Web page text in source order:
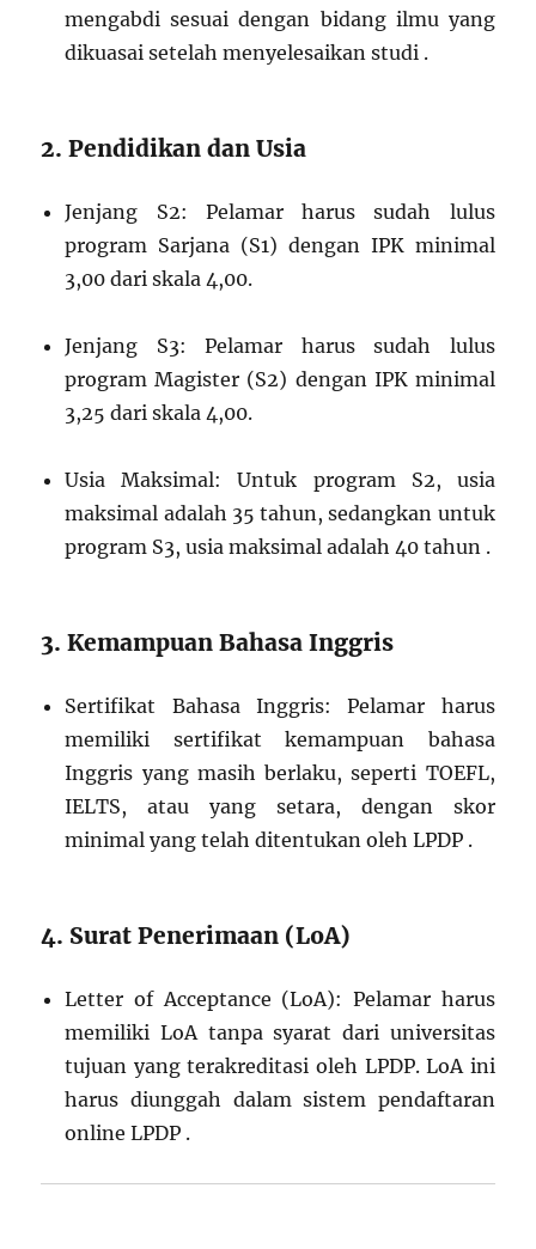
mengabdi sesuai dengan bidang ilmu yang
dikuasai setelah menyelesaikan studi .
2. Pendidikan dan Usia
Jenjang S2: Pelamar harus sudah lulus
program Sarjana (S1) dengan IPK minimal
3,00 dari skala 4,00.
Jenjang S3: Pelamar harus sudah lulus
program Magister (S2) dengan IPK minimal
3,25 dari skala 4,00.
Usia Maksimal: Untuk program S2, usia
maksimal adalah 35 tahun, sedangkan untuk
program S3, usia maksimal adalah 40 tahun .
3. Kemampuan Bahasa Inggris
Sertifikat Bahasa Inggris: Pelamar harus
memiliki sertifikat kemampuan bahasa
Inggris yang masih berlaku, seperti TOEFL,
IELTS, atau yang setara, dengan skor
minimal yang telah ditentukan oleh LPDP .
4. Surat Penerimaan (LoA)
Letter of Acceptance (LoA): Pelamar harus
memiliki LoA tanpa syarat dari universitas
tujuan yang terakreditasi oleh LPDP. LoA ini
harus diunggah dalam sistem pendaftaran
online LPDP .